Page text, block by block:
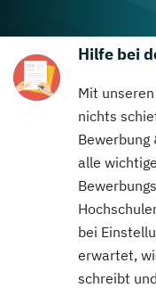
Hilfe bei
Mit
nichts
Bewerbung
alle
bei
erwartet,
schreibt